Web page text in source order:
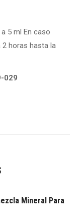
a 5 ml En caso
2 horas hasta la
029
Mineral Para